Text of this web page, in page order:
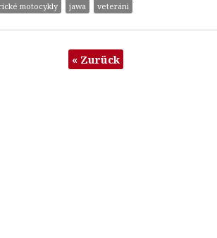
motocykly jawa veteráni
« Zurück